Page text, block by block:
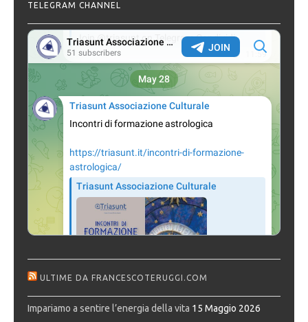
TELEGRAM CHANNEL
ULTIME DA FRANCESCOTERUGGI.COM
Impariamo a sentire l’energia della vita 15 Maggio 2026